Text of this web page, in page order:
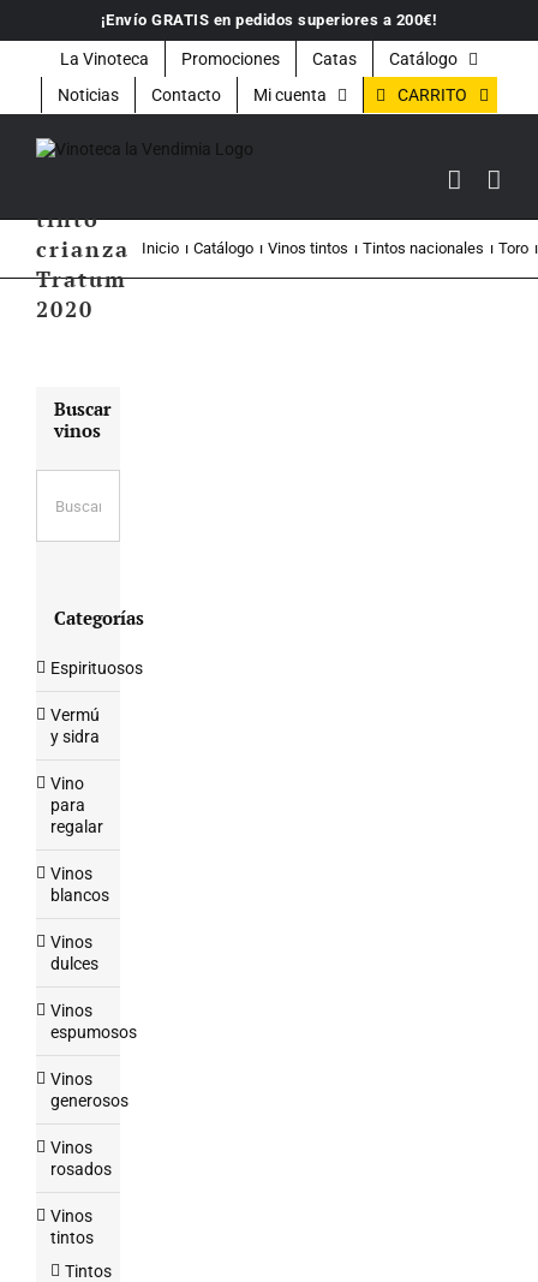
contenido
¡Envío GRATIS en pedidos superiores a 200€!
La Vinoteca Promociones Catas
Catálogo
Noticias
Contacto Mi cuenta CARRITO
tinto
crianza
Tratum
2020
Inicio Catálogo Vinos tintos Tintos nacionales Toro
Buscar
vinos
Categorías
Espirituosos
Vermú
y sidra
Vino
para
regalar
Vinos
blancos
Vinos
dulces
Vinos
espumosos
Vinos
generosos
Vinos
rosados
Vinos
tintos
Tintos